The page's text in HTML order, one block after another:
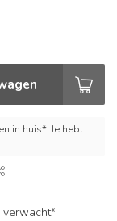
in huis*. Je hebt
verwacht*